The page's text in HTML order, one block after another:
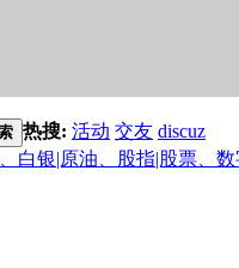
热搜: 活动 交友 discuz
白银|原油、股指|股票、